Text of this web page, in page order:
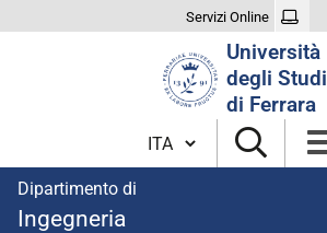
Servizi Online
Università
degli Studi
di Ferrara
Cambia lingua
Dipartimento di
Ingegneria